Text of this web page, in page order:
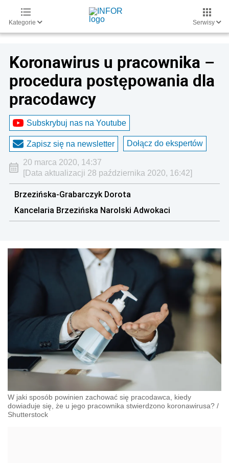
Kategorie Serwisy
Koronawirus u pracownika –
procedura postępowania dla
pracodawcy
Subskrybuj nas na Youtube
Zapisz się na newsletter Dołącz do ekspertów
20 marca 2020, 14:37
[Data aktualizacji 28 października 2020, 16:42]
Brzezińska-Grabarczyk Dorota
Kancelaria Brzezińska Narolski Adwokaci
W jaki sposób powinien zachować się pracodawca, kiedy
dowiaduje się, że u jego pracownika stwierdzono koronawirusa? /
Shutterstock